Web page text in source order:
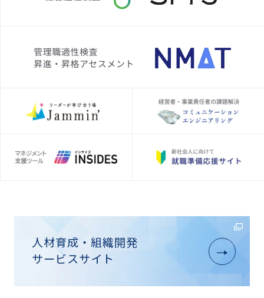
人材育成・組織開発
サービスサイト